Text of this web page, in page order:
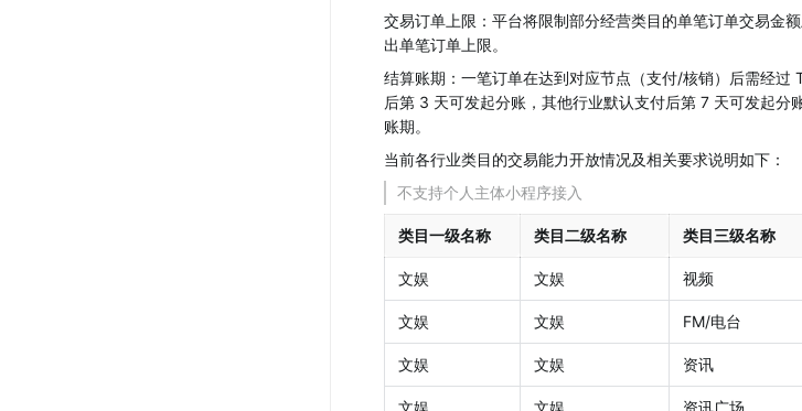
交易订单上限：平台将限制部分经营类目的单笔订单交易金
出单笔订单上限。
结算账期：一笔订单在达到对应节点（支付/核销）后需经
后第 3 天可发起分账，其他行业默认支付后第 7 天可发起
账期。
当前各行业类目的交易能力开放情况及相关要求说明如下：
不支持个人主体小程序接入
类目一级名称 类目二级名称 类目三级名称
文娱 文娱 视频
文娱 文娱 FM/电台
文娱 文娱 资讯
文娱 文娱 资讯广场